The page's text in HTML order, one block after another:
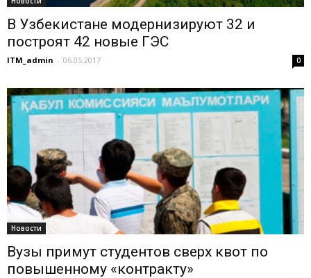
В Узбекистане модернизируют 32 и
построят 42 новые ГЭС
ITM_admin - 06.05.2017 0
Новости
Вузы примут студентов сверх квот по
повышенному «контракту»